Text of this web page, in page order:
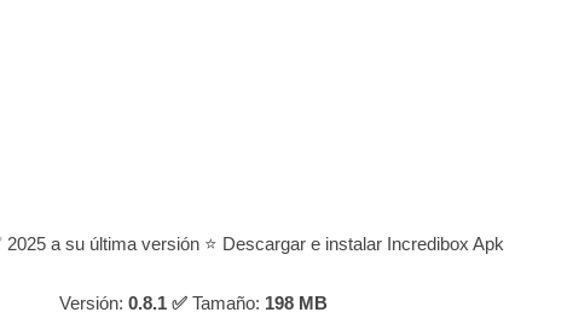
a su última versión ⭐ Descargar e instalar Incredibox Apk
Versión: 0.8.1 ✅Tamaño: 198 MB